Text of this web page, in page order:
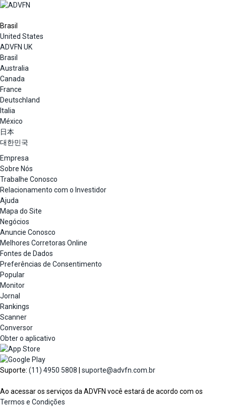
Brasil
United States
ADVFN UK
Brasil
Australia
Canada
France
Deutschland
Italia
México
日本
대한민국
Empresa
Sobre Nós
Trabalhe Conosco
Relacionamento com o Investidor
Ajuda
Mapa do Site
Negócios
Anuncie Conosco
Melhores Corretoras Online
Fontes de Dados
Preferências de Consentimento
Popular
Monitor
Jornal
Rankings
Scanner
Conversor
Obter o aplicativo
Suporte: (11) 4950 5808 suporte@advfn.com.br
Ao acessar os serviços da ADVFN você estará de acordo com os
Termos e Condições